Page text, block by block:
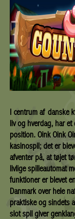
I centrum af danske
liv og hverdag, har
position. Oink Oink
kasinospil; det er
afventer på, at tøjet
livlige spilleautomat
funktioner er blevet
Danmark over hele
praktiske og sindets
slot spil giver